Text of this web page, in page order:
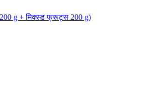
200 g + मिक्स्ड फ्रूट्स 200 g)